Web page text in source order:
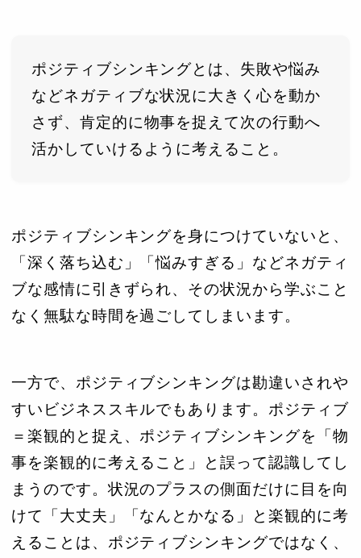
ポジティブシンキングとは、失敗や悩み
などネガティブな状況に大きく心を動か
さず、肯定的に物事を捉えて次の行動へ
活かしていけるように考えること。
ポジティブシンキングを身につけていないと、
「深く落ち込む」「悩みすぎる」などネガティ
ブな感情に引きずられ、その状況から学ぶこと
なく無駄な時間を過ごしてしまいます。
一方で、ポジティブシンキングは勘違いされや
すいビジネススキルでもあります。ポジティブ
＝楽観的と捉え、ポジティブシンキングを「物
事を楽観的に考えること」と誤って認識してし
まうのです。状況のプラスの側面だけに目を向
けて「大丈夫」「なんとかなる」と楽観的に考
えることは、ポジティブシンキングではなく、